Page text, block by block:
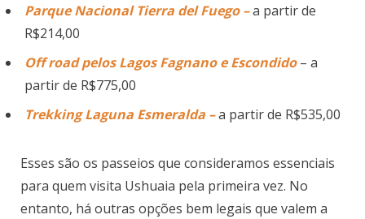
Parque Nacional Tierra del Fuego –a partir de
R$214,00
Off road pelos Lagos Fagnano e Escondido– a
partir de R$775,00
Trekking Laguna Esmeralda –a partir de R$535,00
Esses são os passeios que consideramos essenciais
para quem visita Ushuaia pela primeira vez. No
entanto, há outras opções bem legais que valem a